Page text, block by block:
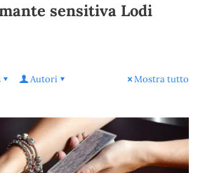
sensitiva Lodi
Autori Mostra tutto